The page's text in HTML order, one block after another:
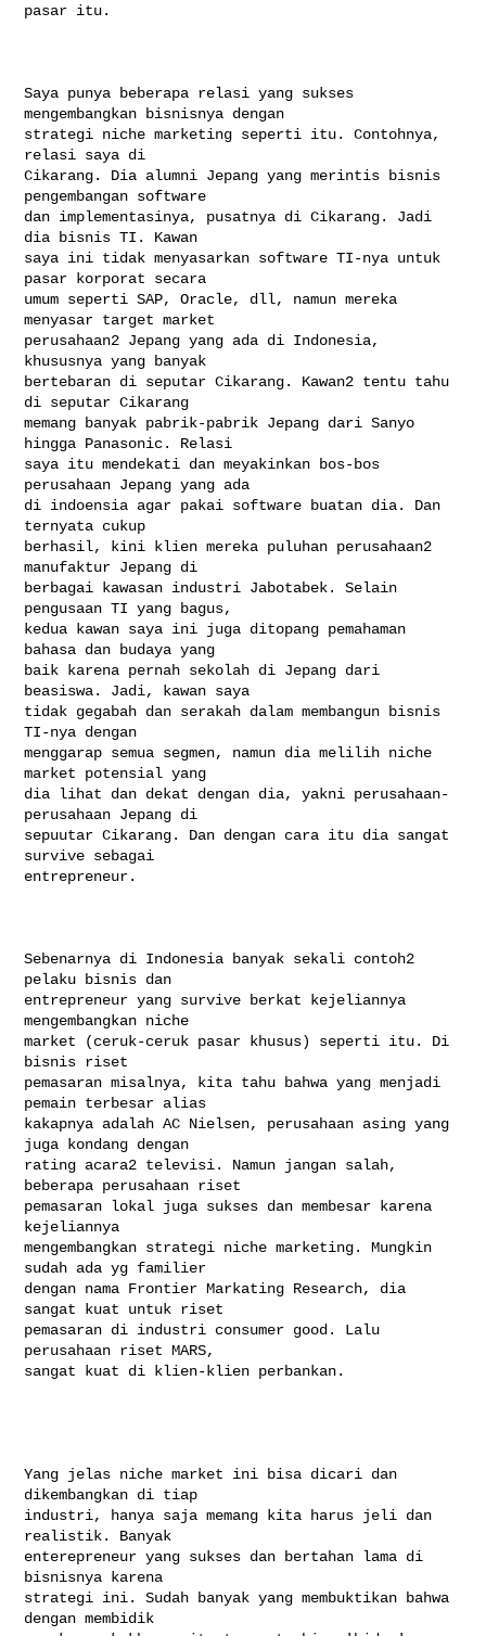
pasar itu.
Saya punya beberapa relasi yang sukses
mengembangkan bisnisnya dengan
strategi niche marketing seperti itu. Contohnya,
relasi saya di
Cikarang. Dia alumni Jepang yang merintis bisnis
pengembangan software
dan implementasinya, pusatnya di Cikarang. Jadi
dia bisnis TI. Kawan
saya ini tidak menyasarkan software TI-nya untuk
pasar korporat secara
umum seperti SAP, Oracle, dll, namun mereka
menyasar target market
perusahaan2 Jepang yang ada di Indonesia,
khususnya yang banyak
bertebaran di seputar Cikarang. Kawan2 tentu tahu
di seputar Cikarang
memang banyak pabrik-pabrik Jepang dari Sanyo
hingga Panasonic. Relasi
saya itu mendekati dan meyakinkan bos-bos
perusahaan Jepang yang ada
di indoensia agar pakai software buatan dia. Dan
ternyata cukup
berhasil, kini klien mereka puluhan perusahaan2
manufaktur Jepang di
berbagai kawasan industri Jabotabek. Selain
pengusaan TI yang bagus,
kedua kawan saya ini juga ditopang pemahaman
bahasa dan budaya yang
baik karena pernah sekolah di Jepang dari
beasiswa. Jadi, kawan saya
tidak gegabah dan serakah dalam membangun bisnis
TI-nya dengan
menggarap semua segmen, namun dia melilih niche
market potensial yang
dia lihat dan dekat dengan dia, yakni perusahaan-
perusahaan Jepang di
sepuutar Cikarang. Dan dengan cara itu dia sangat
survive sebagai
entrepreneur.
Sebenarnya di Indonesia banyak sekali contoh2
pelaku bisnis dan
entrepreneur yang survive berkat kejeliannya
mengembangkan niche
market (ceruk-ceruk pasar khusus) seperti itu. Di
bisnis riset
pemasaran misalnya, kita tahu bahwa yang menjadi
pemain terbesar alias
kakapnya adalah AC Nielsen, perusahaan asing yang
juga kondang dengan
rating acara2 televisi. Namun jangan salah,
beberapa perusahaan riset
pemasaran lokal juga sukses dan membesar karena
kejeliannya
mengembangkan strategi niche marketing. Mungkin
sudah ada yg familier
dengan nama Frontier Markating Research, dia
sangat kuat untuk riset
pemasaran di industri consumer good. Lalu
perusahaan riset MARS,
sangat kuat di klien-klien perbankan.
Yang jelas niche market ini bisa dicari dan
dikembangkan di tiap
industri, hanya saja memang kita harus jeli dan
realistik. Banyak
enterepreneur yang sukses dan bertahan lama di
bisnisnya karena
strategi ini. Sudah banyak yang membuktikan bahwa
dengan membidik